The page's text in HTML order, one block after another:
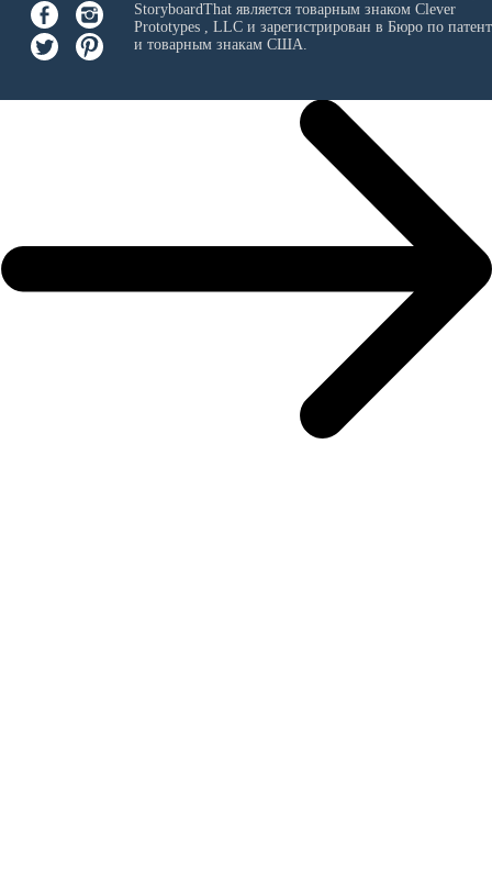
StoryboardThat является товарным знаком Clever
Prototypes , LLCи зарегистрирован в Бюро по
и товарным знакам США.